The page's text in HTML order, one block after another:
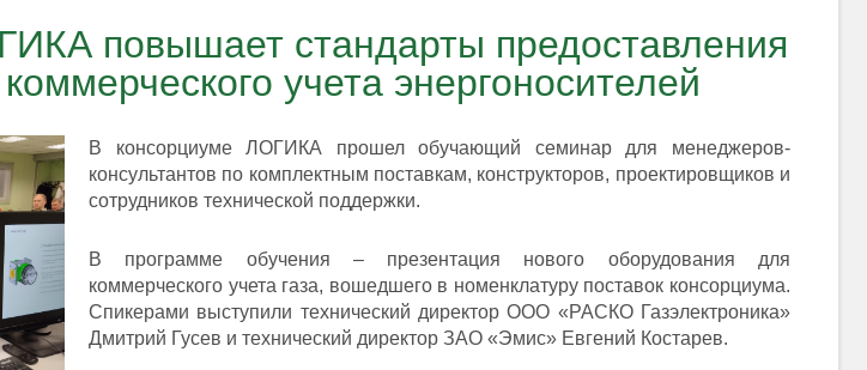
повышает стандарты предоставления
учета энергоносителей
В консорциуме ЛОГИКА прошел обучающий семинар для менеджеров-
консультантов по комплектным поставкам, конструкторов, проектировщиков и
сотрудников технической поддержки.
В программе обучения – презентация нового оборудования для
коммерческого учета газа, вошедшего в номенклатуру поставок консорциума.
Спикерами выступили технический директор ООО «РАСКО Газэлектроника»
Дмитрий Гусев и технический директор ЗАО «Эмис» Евгений Костарев.